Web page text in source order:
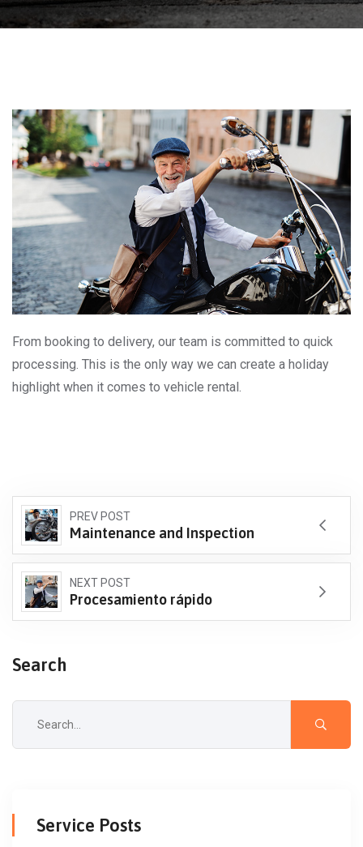
From booking to delivery, our team is committed to quick
processing. This is the only way we can create a holiday
highlight when it comes to vehicle rental.
PREV POST
Maintenance and Inspection
NEXT POST
Procesamiento rápido
Search
Service Posts